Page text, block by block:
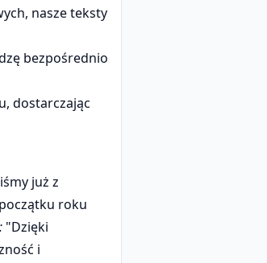
nasze teksty
bezpośrednio
dostarczając
już z
roku
"Dzięki
i